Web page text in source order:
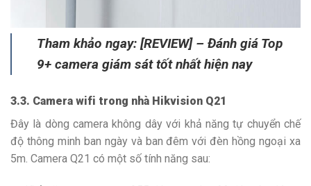
Tham khảo ngay: [REVIEW] – Đánh giá Top
9+ camera giám sát tốt nhất hiện nay
3.3. Camera wifi trong nhà Hikvision Q21
Đây là dòng camera không dây với khả năng tự chuyển chế
độ thông minh ban ngày và ban đêm với đèn hồng ngoại xa
5m. Camera Q21 có một số tính năng sau: